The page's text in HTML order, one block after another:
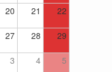
20 21 22
27 28 29
3 4 5